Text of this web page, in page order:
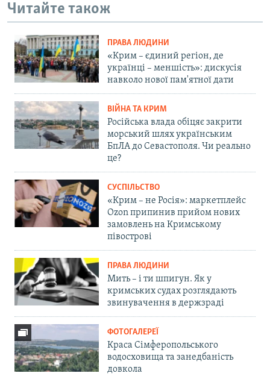
Читайте також
ПРАВА ЛЮДИНИ
«Крим – єдиний регіон, де
українці – меншість»: дискусія
навколо нової пам'ятної дати
ВІЙНА ТА КРИМ
Російська влада обіцяє закрити
морський шлях українським
БпЛА до Севастополя. Чи реально
це?
СУСПІЛЬСТВО
«Крим – не Росія»: маркетплейс
Ozon припинив прийом нових
замовлень на Кримському
півострові
ПРАВА ЛЮДИНИ
Мить – і ти шпигун. Як у
кримських судах розглядають
звинувачення в держзраді
ФОТОГАЛЕРЕЇ
Краса Сімферопольського
водосховища та занедбаність
довкола